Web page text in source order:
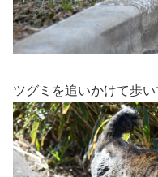
ツグミを追いかけて歩